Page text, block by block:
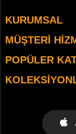
KURUMSAL
MÜŞTERI
POPÜLER